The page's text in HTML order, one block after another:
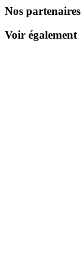
Nos partenaires
Voir également